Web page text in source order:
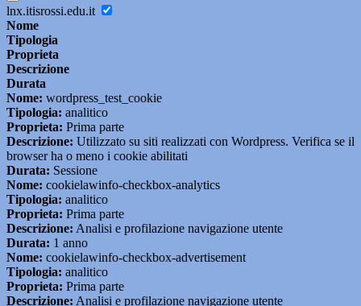
lnx.itisrossi.edu.it
Nome
Tipologia
Proprieta
Descrizione
Durata
Nome: wordpress_test_cookie
Tipologia: analitico
Proprieta: Prima parte
Descrizione: Utilizzato su siti realizzati con Wordpress. Verifica se il
browser ha o meno i cookie abilitati
Durata: Sessione
Nome: cookielawinfo-checkbox-analytics
Tipologia: analitico
Proprieta: Prima parte
Descrizione: Analisi e profilazione navigazione utente
Durata: 1 anno
Nome: cookielawinfo-checkbox-advertisement
Tipologia: analitico
Proprieta: Prima parte
Descrizione: Analisi e profilazione navigazione utente